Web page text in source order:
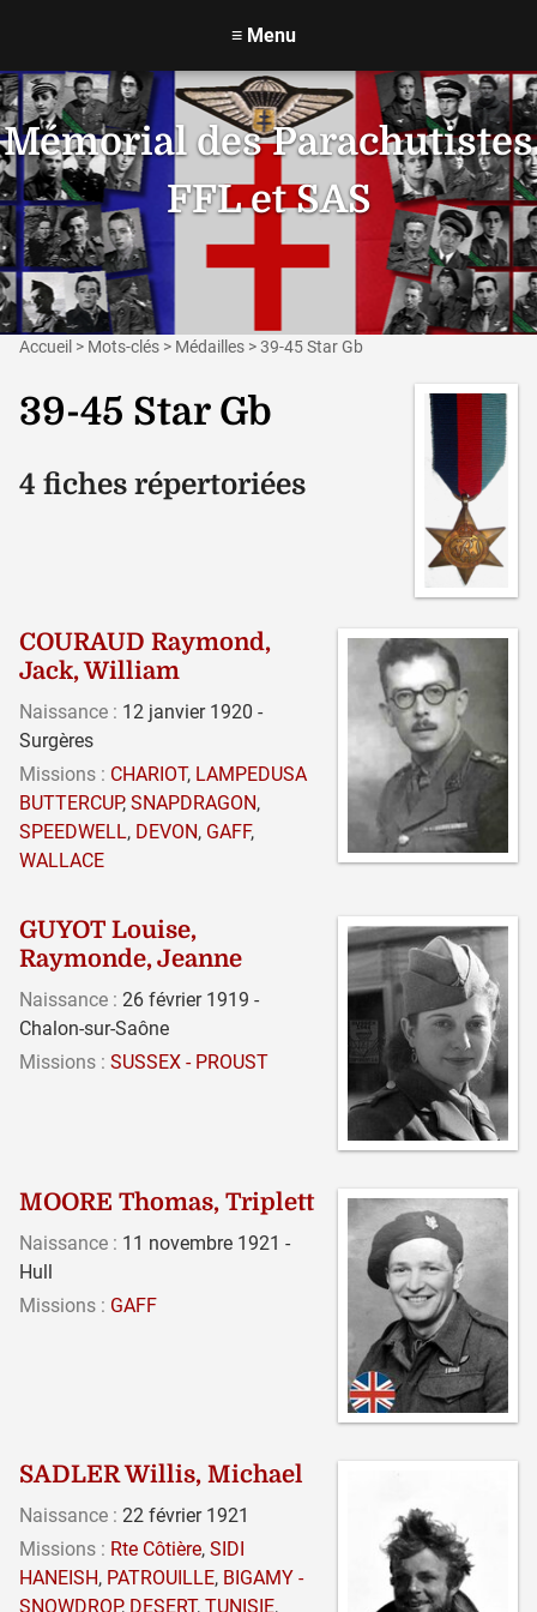
Mémorial des Parachutistes
FFL et SAS
≡ Menu
Accueil > Mots-clés > Médailles >39-45 Star Gb
39-45 Star Gb
4 fiches répertoriées
COURAUD Raymond,
Jack, William
Naissance : 12 janvier 1920 -
Surgères
Missions : CHARIOT, LAMPEDUSA
BUTTERCUP, SNAPDRAGON,
SPEEDWELL, DEVON, GAFF,
WALLACE
GUYOT Louise,
Raymonde, Jeanne
Naissance : 26 février 1919 -
Chalon-sur-Saône
Missions : SUSSEX - PROUST
MOORE Thomas, Triplett
Naissance : 11 novembre 1921 -
Hull
Missions : GAFF
SADLER Willis, Michael
Naissance : 22 février 1921
Missions : Rte Côtière, SIDI
HANEISH, PATROUILLE, BIGAMY -
SNOWDROP, DESERT, TUNISIE,